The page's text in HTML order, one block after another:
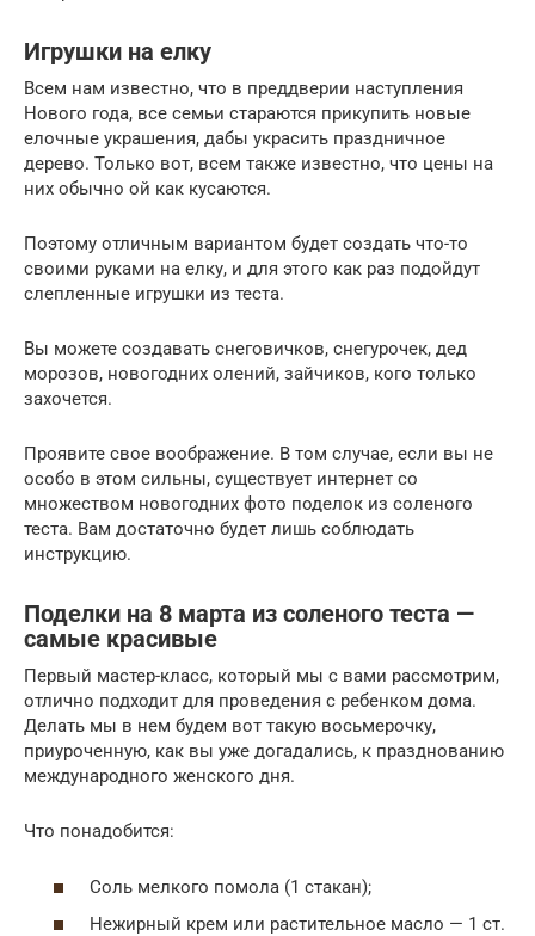
Игрушки на елку
Всем нам известно, что в преддверии наступления
Нового года, все семьи стараются прикупить новые
елочные украшения, дабы украсить праздничное
дерево. Только вот, всем также известно, что цены на
них обычно ой как кусаются.
Поэтому отличным вариантом будет создать что-то
своими руками на елку, и для этого как раз подойдут
слепленные игрушки из теста.
Вы можете создавать снеговичков, снегурочек, дед
морозов, новогодних олений, зайчиков, кого только
захочется.
Проявите свое воображение. В том случае, если вы не
особо в этом сильны, существует интернет со
множеством новогодних фото поделок из соленого
теста. Вам достаточно будет лишь соблюдать
инструкцию.
Поделки на 8 марта из соленого теста —
самые красивые
Первый мастер-класс, который мы с вами рассмотрим,
отлично подходит для проведения с ребенком дома.
Делать мы в нем будем вот такую восьмерочку,
приуроченную, как вы уже догадались, к празднованию
международного женского дня.
Что понадобится:
Соль мелкого помола (1 стакан);
Нежирный крем или растительное масло — 1 ст.